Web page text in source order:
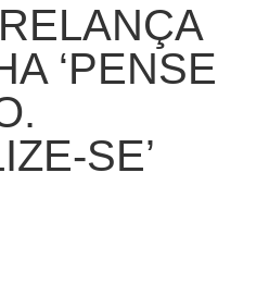
‘PENSE
SE’